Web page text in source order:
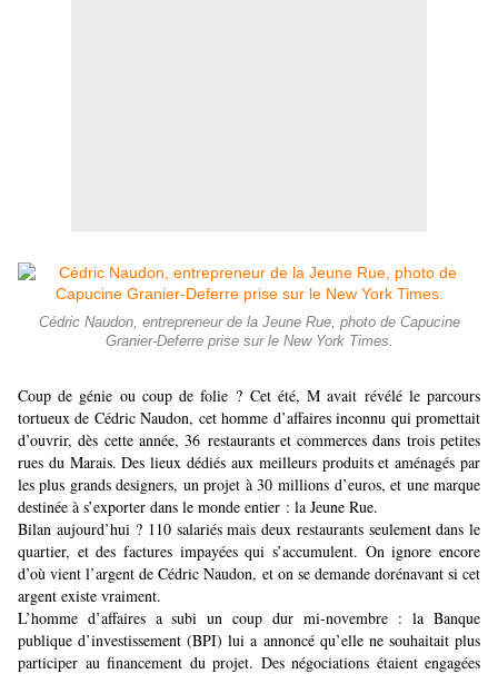
Cédric Naudon, entrepreneur de la Jeune Rue, photo de Capucine
Granier-Deferre prise sur le New York Times.
Coup de génie ou coup de folie ? Cet été, M avait révélé le parcours
tortueux de Cédric Naudon, cet homme d’affaires inconnu qui promettait
d’ouvrir, dès cette année, 36 restaurants et commerces dans trois petites
rues du Marais. Des lieux dédiés aux meilleurs produits et aménagés par
les plus grands designers, un projet à 30 millions d’euros, et une marque
destinée à s’exporter dans le monde entier : la Jeune Rue.
Bilan aujourd’hui ? 110 salariés mais deux restaurants seulement dans le
quartier, et des factures impayées qui s’accumulent. On ignore encore
d’où vient l’argent de Cédric Naudon, et on se demande dorénavant si cet
argent existe vraiment.
L’homme d’affaires a subi un coup dur mi-novembre : la Banque
publique d’investissement (BPI) lui a annoncé qu’elle ne souhaitait plus
participer au financement du projet. Des négociations étaient engagées